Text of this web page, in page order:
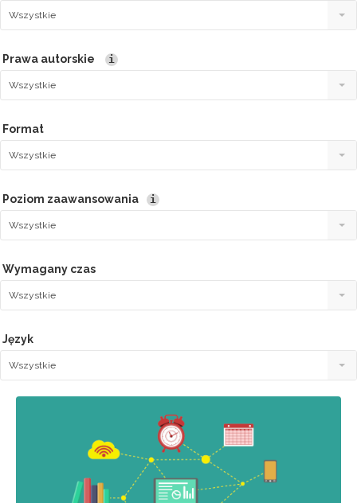
Wszystkie
Prawa autorskie i
Wszystkie
Format
Wszystkie
Poziom zaawansowania i
Wszystkie
Wymagany czas
Wszystkie
Język
Wszystkie